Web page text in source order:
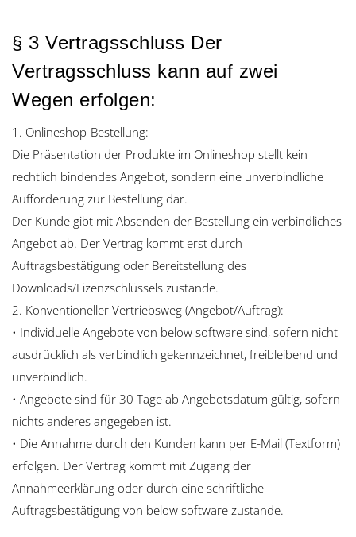
§ 3 Vertragsschluss Der
Vertragsschluss kann auf zwei
Wegen erfolgen:
1. Onlineshop-Bestellung:
Die Präsentation der Produkte im Onlineshop stellt kein
rechtlich bindendes Angebot, sondern eine unverbindliche
Aufforderung zur Bestellung dar.
Der Kunde gibt mit Absenden der Bestellung ein verbindliches
Angebot ab. Der Vertrag kommt erst durch
Auftragsbestätigung oder Bereitstellung des
Downloads/Lizenzschlüssels zustande.
2. Konventioneller Vertriebsweg (Angebot/Auftrag):
• Individuelle Angebote von below software sind, sofern nicht
ausdrücklich als verbindlich gekennzeichnet, freibleibend und
unverbindlich.
• Angebote sind für 30 Tage ab Angebotsdatum gültig, sofern
nichts anderes angegeben ist.
• Die Annahme durch den Kunden kann per E-Mail (Textform)
erfolgen. Der Vertrag kommt mit Zugang der
Annahmeerklärung oder durch eine schriftliche
Auftragsbestätigung von below software zustande.